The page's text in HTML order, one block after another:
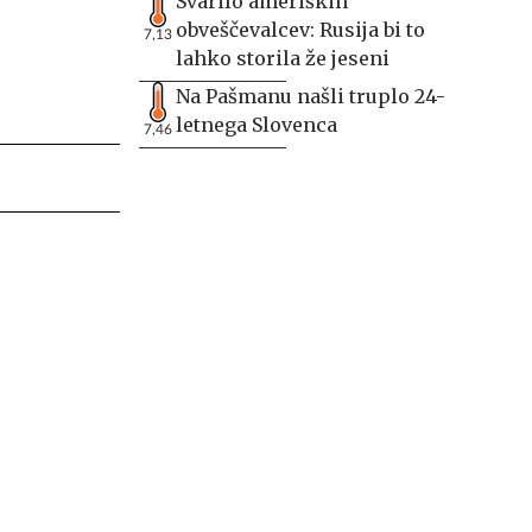
7,13 obveščevalcev: Rusija bi to
lahko storila že jeseni
7,46
Na Pašmanu našli truplo 24-
letnega Slovenca